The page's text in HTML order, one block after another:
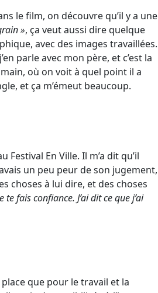
le film, on découvre qu’il y a une
», ça veut aussi dire quelque
avec des images travaillées.
parle avec mon père, et c’est la
où on voit à quel point il a
et ça m’émeut beaucoup.
En Ville. Il m’a dit qu’il
un peu peur de son jugement,
choses à lui dire, et des choses
te fais confiance. J’ai dit ce que j’ai
que pour le travail et la